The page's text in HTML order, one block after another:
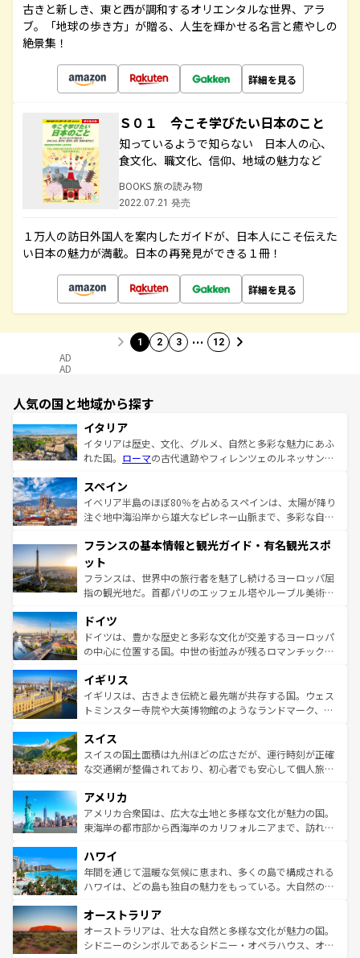
古きと新しき、東と西が調和するオリエンタルな世界、アラ
ブ。「地球の歩き方」が贈る、人生を輝かせる名言と癒やしの
絶景集！
詳細を見る
Ｓ０１ 今こそ学びたい日本のこと
知っているようで知らない 日本人の心、
食文化、職文化、信仰、地域の魅力など
BOOKS 旅の読み物
2022.07.21 発売
１万人の訪日外国人を案内したガイドが、日本人にこそ伝えた
い日本の魅力が満載。日本の再発見ができる１冊！
詳細を見る
1 2 3 … 12
AD
AD
人気の国と地域から探す
イタリア
イタリアは歴史、文化、グルメ、自然と多彩な魅力にあふ
れた国。 ローマの古代遺跡やフィレンツェのルネッサンス
ろん、トスカーナの美しい田園風景やアマルフィ海岸の絶
景など、自然景観も見逃せない。観光の合間には、本場の
ピザやパスタなど、絶品のイタリア料理を堪能することも
ませてくれるイタリアで、忘れられない旅をしてみよう！
なお、新着のイタリア情報は
しい。
スペイン
イベリア半島のほぼ80％を占めるスペインは、太陽が降り
注ぐ地中海沿岸から雄大なピレネー山脈まで、多彩な自然
文化が根付くこの国では、情熱的なフラメンコ、熱気あふ
れる闘牛、そして美味しいタパスが生活の一部となってい
る。首都マドリードの洗練された雰囲気や、バルセロナの
アートに溢れた街角から、地方では古代ローマ遺跡や中世
せる。地方によって風土や気候が異なるスペインはその個
性で訪れる人を魅了する。 なお、新着のスペイン情報は コ
ンテンツ一覧を参照してほしい。
フランスの基本情報と観光ガイド・有名観光スポ
ット
フランスは、世界中の旅行者を魅了し続けるヨーロッパ屈
指の観光地だ。首都パリのエッフェル塔やルーブル美術館
で、幅広い魅力が詰まっている。華麗な宮殿、歴史的な大
聖堂、美しいビーチ、そして豊かな自然が、訪れる者を心
から魅了する。また、フランスは美食の国としても知ら
いる。シャンパンの発祥地であるランス、プロヴァンスの
香り高いラベンダー畑など、多彩な楽しみ方が可能だ。さ
らに、パリ以外の地域にも魅力が溢れており、どの街角に
れる地方に足を運ぶとそれぞれで全く異なる文化を体験で
きるだろう。 なお、新着のフランス情報はコンテンツ一覧
を参照してほしい。
ドイツ
ドイツは、豊かな歴史と多彩な文化が交差するヨーロッパ
の中心に位置する国。中世の街並みが残るロマンチック街
顔を持つこの国は、どこを歩いても飽きることがない。ベ
ルリンの文化的活気、バイエルン州のアルプスの絶景、そ
してライン川沿いのワイン畑といった風景は必見。ビール
は、お酒好きな人にはぜひ体験してほしい。 なお、新着の
ドイツ情報はコンテンツ一覧を参照してほしい。
イギリス
イギリスは、古きよき伝統と最先端が共存する国。ウェス
トミンスター寺院や大英博物館のようなランドマーク、歴
リアごとに異なる魅力がある。また、優雅なアフタヌーン
ティー、ビール好きにはたまらない英国パブ、サッカー観
戦など、本場だからこそできる体験も豊富。イギリスを旅
ンツ一覧を参照してほしい。
スイス
スイスの国土面積は九州ほどの広さだが、運行時刻が正確
な交通網が整備されており、初心者でも安心して個人旅行
の建物がそのまま残る町や、スイスならではのユニークな
博物館もあり、アルプス観光だけでなく町歩きも満喫する
ことができる。国民の所得が高いため物価も高いが、旅行
ば市内交通費無料で観光を楽しむこともできる。 なお、新
着のスイス情報はコンテンツ一覧 を参照してほしい。
アメリカ
アメリカ合衆国は、広大な土地と多様な文化が魅力の国。
東海岸の都市部から西海岸のカリフォルニアまで、訪れる
のような巨大都市は、観光、ショッピング、エンターテイ
ンメントが詰まった刺激的なスポットだ。一方、アメリカ
西部には大自然が広がり、グランドキャニオンやイエロー
部のニューオーリンズでは、音楽と美食が融合した独特の
文化が魅力。旅行者はアメリカの各地域で異なる魅力を楽
しみながら、その多様性と豊かな歴史を感じることができ
ハワイ
年間を通じて温暖な気候に恵まれ、多くの島で構成される
ハワイは、どの島も独自の魅力をもっている。大自然の神
ワイ島は見逃せない。また、定番の観光地といえばオアフ
島だが、静かな自然を求めるならマウイ島やカウアイ島が
おすすめ。エメラルドグリーンに輝く海をはじめ、豊かな
オーストラリア
オーストラリアは、壮大な自然と多様な文化が魅力の国。
シドニーのシンボルであるシドニー・オペラハウス、オー